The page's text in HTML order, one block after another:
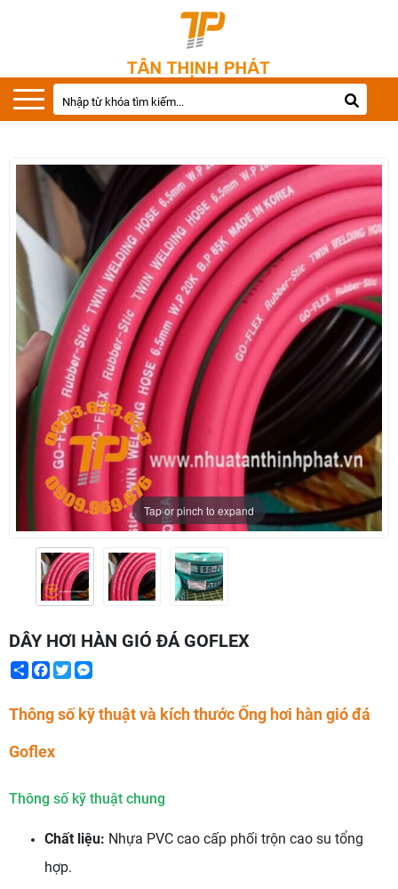
Tap or pinch to expand
DÂY HƠI HÀN GIÓ ĐÁ GOFLEX
ShareFacebook
Twitter
Thông số kỹ thuật và kích thước Ống hơi hàn gió đá
Goflex
Thông số kỹ thuật chung
Chất liệu: Nhựa PVC cao cấp phối trộn cao su tổng
hợp.